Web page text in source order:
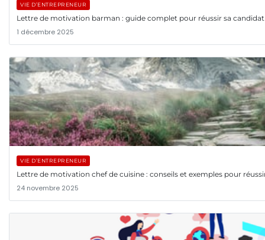
VIE D’ENTREPRENEUR
Lettre de motivation barman : guide complet pour réussir sa
1 décembre 2025
VIE D’ENTREPRENEUR
Lettre de motivation chef de cuisine : conseils et exemples pour
24 novembre 2025